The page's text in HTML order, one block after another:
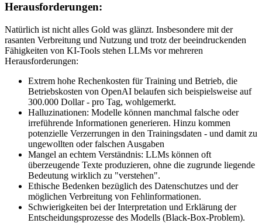
Herausforderungen:
Natürlich ist nicht alles Gold was glänzt. Insbesondere mit der
rasanten Verbreitung und Nutzung und trotz der beeindruckenden
Fähigkeiten von KI-Tools stehen LLMs vor mehreren
Herausforderungen:
Extrem hohe Rechenkosten für Training und Betrieb, die
Betriebskosten von OpenAI belaufen sich beispielsweise auf
300.000 Dollar - pro Tag, wohlgemerkt.
Halluzinationen: Modelle können manchmal falsche oder
irreführende Informationen generieren. Hinzu kommen
potenzielle Verzerrungen in den Trainingsdaten - und damit zu
ungewollten oder falschen Ausgaben
Mangel an echtem Verständnis: LLMs können oft
überzeugende Texte produzieren, ohne die zugrunde liegende
Bedeutung wirklich zu "verstehen".
Ethische Bedenken bezüglich des Datenschutzes und der
möglichen Verbreitung von Fehlinformationen.
Schwierigkeiten bei der Interpretation und Erklärung der
Entscheidungsprozesse des Modells (Black-Box-Problem).